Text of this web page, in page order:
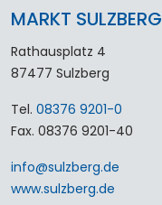
MARKT SULZBERG
Rathausplatz 4
87477 Sulzberg
Tel. 08376 9201-0
Fax. 08376 9201-40
info@sulzberg.de
www.sulzberg.de